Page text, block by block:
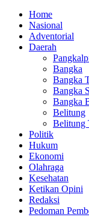
Home
Nasional
Adventorial
Daerah
Bangka
Bangka
Bangka
Bangka
Belitung
Belitung
Politik
Hukum
Ekonomi
Olahraga
Kesehatan
Ketikan Opini
Redaksi
Pedoman